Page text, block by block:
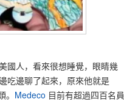
國人，看來很想睡覺，眼睛幾
吃邊聊了起來，原來他就是
Medeco 目前有超過四百名員